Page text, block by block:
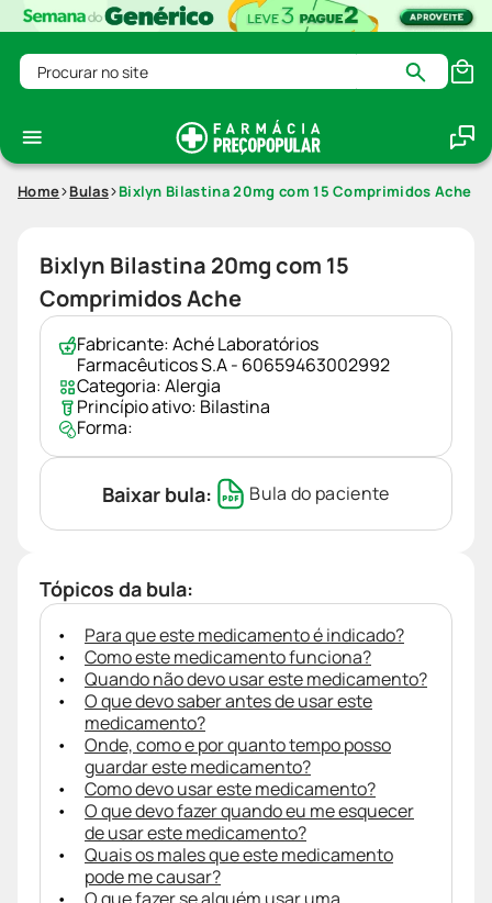
Procurar no site
Home Bulas Bixlyn Bilastina 20mg com 15 Comprimidos Ache
Bixlyn Bilastina 20mg com 15
Comprimidos Ache
Fabricante:Aché Laboratórios
Farmacêuticos S.A - 60659463002992
Categoria:Alergia
Princípio ativo: Bilastina
Forma:
Baixar bula: Bula do paciente
Tópicos da bula:
Para que este medicamento é indicado?
Como este medicamento funciona?
Quando não devo usar este medicamento?
O que devo saber antes de usar este
medicamento?
Onde, como e por quanto tempo posso
guardar este medicamento?
Como devo usar este medicamento?
O que devo fazer quando eu me esquecer
de usar este medicamento?
Quais os males que este medicamento
pode me causar?